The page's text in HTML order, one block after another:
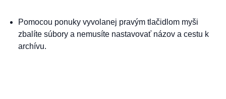
Pomocou ponuky vyvolanej pravým tlačidlom myši
zbalíte súbory a nemusíte nastavovať názov a cestu k
archívu.